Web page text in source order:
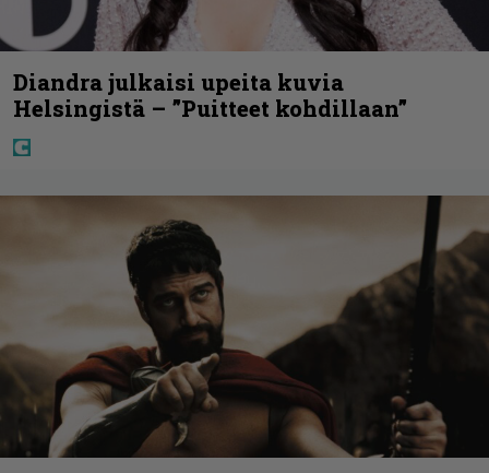
Diandra julkaisi upeita kuvia
Helsingistä – ”Puitteet kohdillaan”